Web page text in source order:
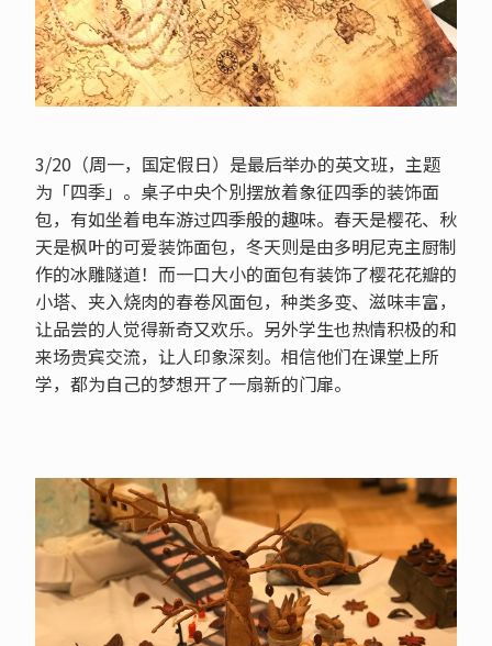
3/20（周一，国定假日）是最后举办的英文班，主题
为「四季」。桌子中央个別摆放着象征四季的装饰面
包，有如坐着电车游过四季般的趣味。春天是樱花、秋
天是枫叶的可爱装饰面包，冬天则是由多明尼克主厨制
作的冰雕隧道！而一口大小的面包有装饰了樱花花瓣的
小塔、夹入烧肉的春卷风面包，种类多变、滋味丰富，
让品尝的人觉得新奇又欢乐。另外学生也热情积极的和
来场贵宾交流，让人印象深刻。相信他们在课堂上所
学，都为自己的梦想开了一扇新的门扉。